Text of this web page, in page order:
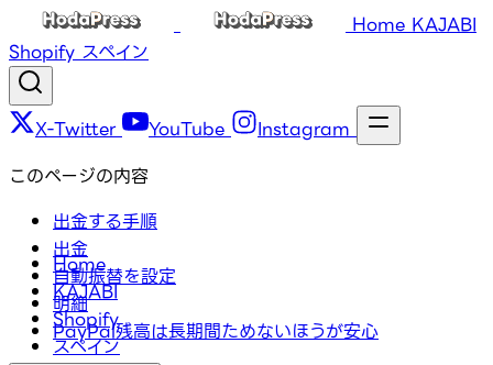
Home KAJABI
Shopify スペイン
X-Twitter YouTube Instagram
Home
KAJABI
Shopify
スペイン
このページの内容
出金する手順
出金
自動振替を設定
明細
PayPal残高は長期間ためないほうが安心